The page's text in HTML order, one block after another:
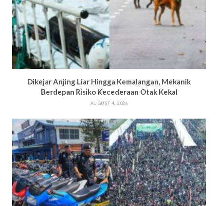
Dikejar Anjing Liar Hingga Kemalangan, Mekanik
Berdepan Risiko Kecederaan Otak Kekal
AUGUST 4, 2026